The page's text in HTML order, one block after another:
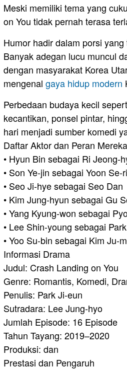
Meski memiliki tema yang
on You tidak pernah terasa
Humor hadir dalam porsi yang
Banyak adegan lucu muncul
dengan masyarakat Korea
mengenal gaya hidup modern
Perbedaan budaya kecil
kecantikan, ponsel pintar,
hari menjadi sumber komedi
Daftar Aktor dan Peran Mereka
• Hyun Bin sebagai Ri Jeong-
• Son Ye-jin sebagai Yoon Se-ri
• Seo Ji-hye sebagai Seo Dan
• Kim Jung-hyun sebagai Gu
• Yang Kyung-won sebagai
• Lee Shin-young sebagai
• Yoo Su-bin sebagai Kim Ju-
Informasi Drama
Judul: Crash Landing on You
Genre: Romantis, Komedi,
Penulis: Park Ji-eun
Sutradara: Lee Jung-hyo
Jumlah Episode: 16 Episode
Tahun Tayang: 2019–2020
Produksi: dan
Prestasi dan Pengaruh